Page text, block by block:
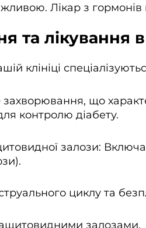
Лікар з
та лікування
клініці
захворювання, що
контролю діабету.
залози:
циклу та
залозами.